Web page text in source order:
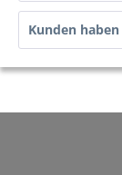
Kunden